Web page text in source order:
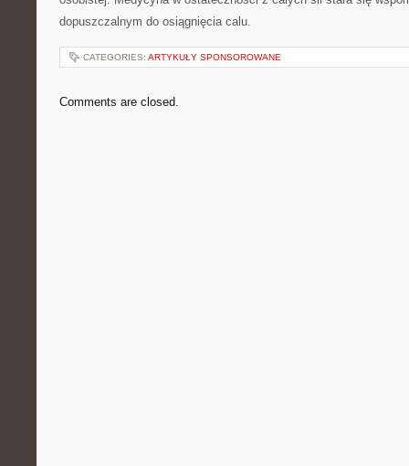
dopuszczalnym do osiągnięcia calu.
CATEGORIES: ARTYKUŁY SPONSOROWANE
Comments are closed.